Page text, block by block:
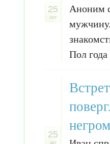
25
окт
Аноним
Пол года
25
авг